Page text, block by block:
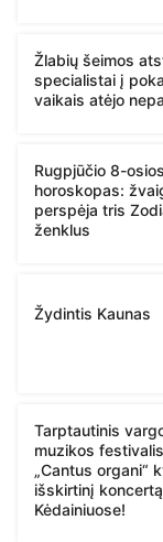
Žlabių šeimos
specialistai į
vaikais atėjo
Rugpjūčio 8-osios
horoskopas:
perspėja tris
ženklus
Žydintis Kaunas
Tarptautinis
muzikos festivalis
„Cantus organi“
išskirtinį koncertą
Kėdainiuose!